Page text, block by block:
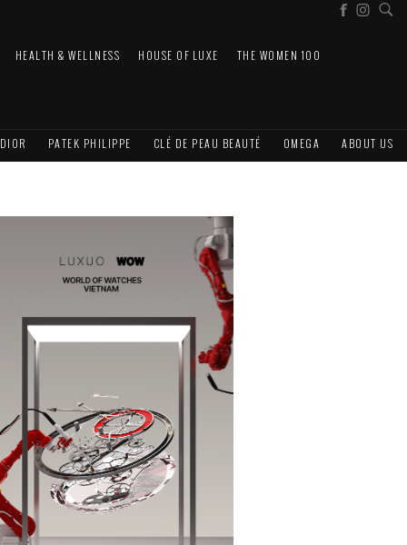
HEALTH & WELLNESS HOUSE OF LUXE THE WOMEN 100
DIOR PATEK PHILIPPE CLÉ DE PEAU BEAUTÉ OMEGA ABOUT US